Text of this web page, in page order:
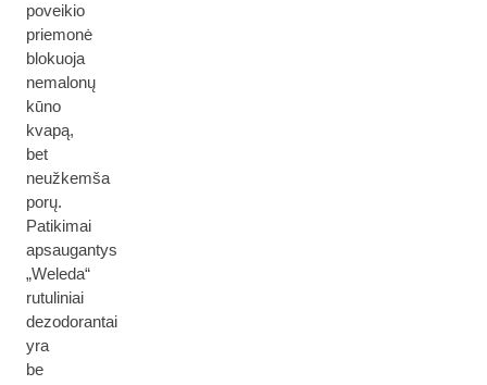
poveikio
priemonė
blokuoja
nemalonų
kūno
kvapą,
bet
neužkemša
porų.
Patikimai
apsaugantys
„Weleda“
rutuliniai
dezodorantai
yra
be